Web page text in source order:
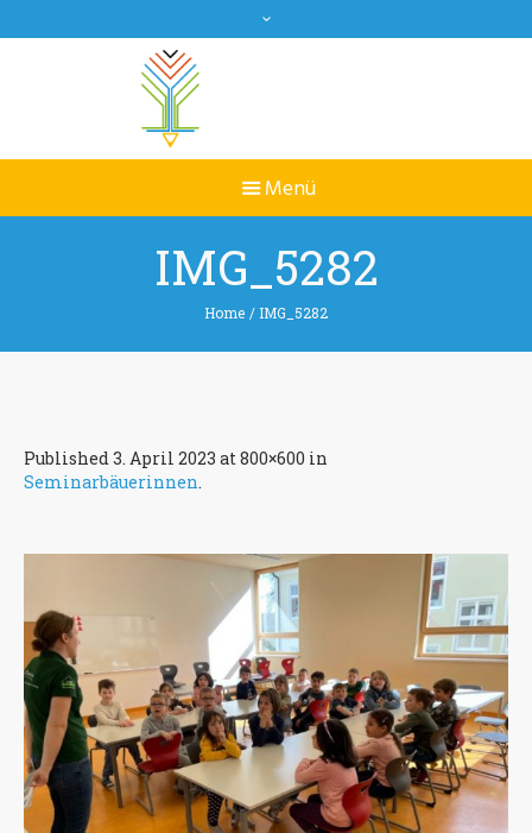
IMG_5282
Home / IMG_5282
Published3. April 2023 at 800×600 in
Seminarbäuerinnen.